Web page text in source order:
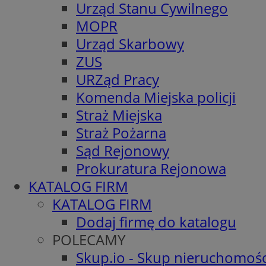
Urząd Stanu Cywilnego
MOPR
Urząd Skarbowy
ZUS
URZąd Pracy
Komenda Miejska policji
Straż Miejska
Straż Pożarna
Sąd Rejonowy
Prokuratura Rejonowa
KATALOG FIRM
KATALOG FIRM
Dodaj firmę do katalogu
POLECAMY
Skup.io - Skup